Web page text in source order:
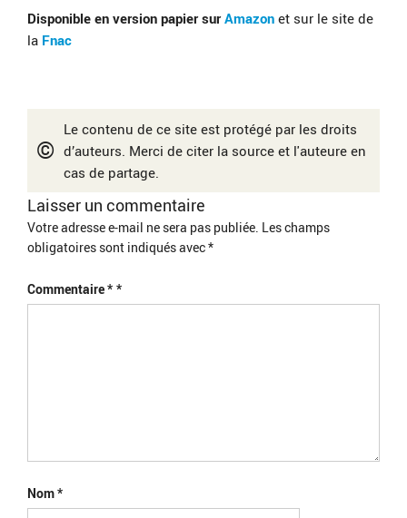
Disponible en version papier surAmazon et sur le site de
la Fnac
©
Le contenu de ce site est protégé par les droits
d’auteurs. Merci de citer la source et l'auteure en
cas de partage.
Laisser un commentaire
Votre adresse e-mail ne sera pas publiée. Les champs
obligatoires sont indiqués avec*
Commentaire*
Nom*